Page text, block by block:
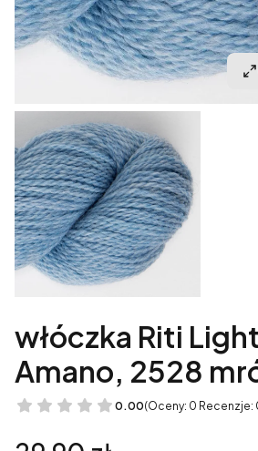
włóczka Riti
Amano, 2528
0.00(Oceny: 0 Recenzje: